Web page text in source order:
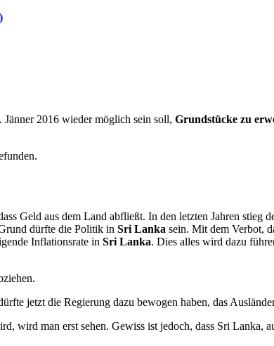
Jänner 2016 wieder möglich sein soll, Grundstücke zu
Geld aus dem Land abfließt. In den letzten Jahren
dürfte die Politik in Sri Lanka sein. Mit dem Verbot,
Inflationsrate in Sri Lanka. Dies alles wird dazu
jetzt die Regierung dazu bewogen haben, das
wird man erst sehen. Gewiss ist jedoch, dass Sri Lanka,